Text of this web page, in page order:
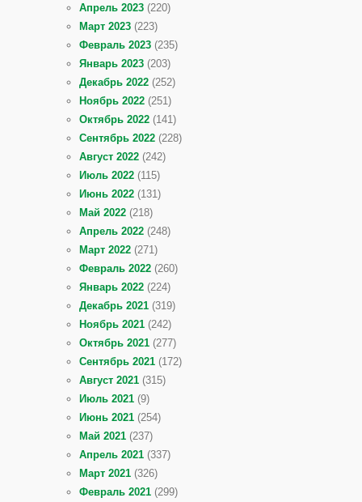
Апрель 2023 (220)
Март 2023 (223)
Февраль 2023 (235)
Январь 2023 (203)
Декабрь 2022 (252)
Ноябрь 2022 (251)
Октябрь 2022 (141)
Сентябрь 2022 (228)
Август 2022 (242)
Июль 2022 (115)
Июнь 2022 (131)
Май 2022 (218)
Апрель 2022 (248)
Март 2022 (271)
Февраль 2022 (260)
Январь 2022 (224)
Декабрь 2021 (319)
Ноябрь 2021 (242)
Октябрь 2021 (277)
Сентябрь 2021 (172)
Август 2021 (315)
Июль 2021 (9)
Июнь 2021 (254)
Май 2021 (237)
Апрель 2021 (337)
Март 2021 (326)
Февраль 2021 (299)